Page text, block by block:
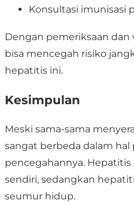
Konsultasi imunisasi
Dengan pemeriksaan dan
bisa mencegah risiko
hepatitis ini.
Kesimpulan
Meski sama-sama
sangat berbeda dalam hal
pencegahannya. Hepatitis
sendiri, sedangkan
seumur hidup.